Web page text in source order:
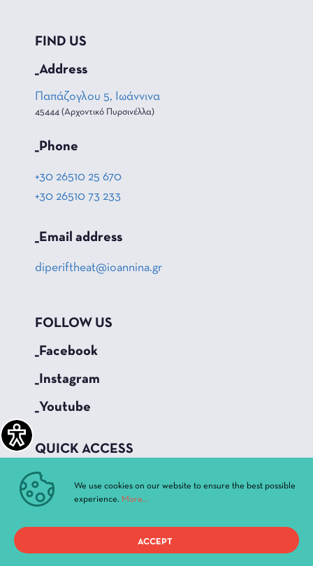
FIND US
_Address
Παπάζογλου 5, Ιωάννινα
45444 (Αρχοντικό Πυρσινέλλα)
_Phone
+30 26510 25 670
+30 26510 73 233
_Email address
diperiftheat@ioannina.gr
FOLLOW US
_Facebook
_Instagram
_Youtube
QUICK ACCESS
Current Performances
Archive
We use cookies on our website to ensure the best possible
experience. More...
ACCEPT